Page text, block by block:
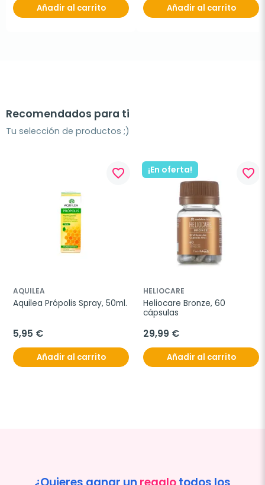
Añadir al carrito Añadir al carrito
Recomendados para ti
Tu selección de productos ;)
favorite_border
AQUILEA
Aquilea Própolis Spray, 50ml.
5,95 €
Añadir al carrito
¡En oferta! favorite_border
HELIOCARE
Heliocare Bronze, 60
cápsulas
29,99 €
Añadir al carrito